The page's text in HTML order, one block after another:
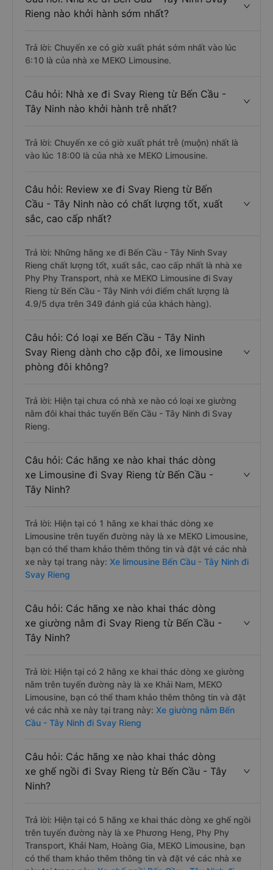
Rieng nào khởi hành sớm nhất?
Trả lời: Chuyến xe có giờ xuất phát sớm nhất vào lúc
6:10 là của nhà xe MEKO Limousine.
Câu hỏi: Nhà xe đi Svay Rieng từ Bến Cầu -
Tây Ninh nào khởi hành trễ nhất?
Trả lời: Chuyến xe có giờ xuất phát trễ (muộn) nhất là
vào lúc 18:00 là của nhà xe MEKO Limousine.
Câu hỏi: Review xe đi Svay Rieng từ Bến
Cầu - Tây Ninh nào có chất lượng tốt, xuất
sắc, cao cấp nhất?
Trả lời: Những hãng xe đi Bến Cầu - Tây Ninh Svay
Rieng chất lượng tốt, xuất sắc, cao cấp nhất là nhà xe
Phy Phy Transport, nhà xe MEKO Limousine đi Svay
Rieng từ Bến Cầu - Tây Ninh với điểm chất lượng là
4.9/5 dựa trên 349 đánh giá của khách hàng).
Câu hỏi: Có loại xe Bến Cầu - Tây Ninh
Svay Rieng dành cho cặp đôi, xe limousine
phòng đôi không?
Trả lời: Hiện tại chưa có nhà xe nào có loại xe giường
nằm đôi khai thác tuyến Bến Cầu - Tây Ninh đi Svay
Rieng.
Câu hỏi: Các hãng xe nào khai thác dòng
xe Limousine đi Svay Rieng từ Bến Cầu -
Tây Ninh?
Trả lời: Hiện tại có 1 hãng xe khai thác dòng xe
Limousine trên tuyến đường này là xe MEKO Limousine,
bạn có thể tham khảo thêm thông tin và đặt vé các nhà
xe này tại trang này: Xe limousine Bến Cầu - Tây Ninh đi
Svay Rieng
Câu hỏi: Các hãng xe nào khai thác dòng
xe giường nằm đi Svay Rieng từ Bến Cầu -
Tây Ninh?
Trả lời: Hiện tại có 2 hãng xe khai thác dòng xe giường
nằm trên tuyến đường này là xe Khải Nam, MEKO
Limousine, bạn có thể tham khảo thêm thông tin và đặt
vé các nhà xe này tại trang này: Xe giường nằm Bến
Cầu - Tây Ninh đi Svay Rieng
Câu hỏi: Các hãng xe nào khai thác dòng
xe ghế ngồi đi Svay Rieng từ Bến Cầu - Tây
Ninh?
Trả lời: Hiện tại có 5 hãng xe khai thác dòng xe ghế ngồi
trên tuyến đường này là xe Phương Heng, Phy Phy
Transport, Khải Nam, Hoàng Gia, MEKO Limousine, bạn
có thể tham khảo thêm thông tin và đặt vé các nhà xe